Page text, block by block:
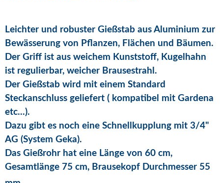
Leichter und robuster Gießstab aus Aluminium zur
Bewässerung von Pflanzen, Flächen und Bäumen.
Der Griff ist aus weichem Kunststoff, Kugelhahn
ist regulierbar, weicher Brausestrahl.
Der Gießstab wird mit einem Standard
Steckanschluss geliefert ( kompatibel mit Gardena
etc...).
Dazu gibt es noch eine Schnellkupplung mit 3/4"
AG (System Geka).
Das Gießrohr hat eine Länge von 60 cm,
Gesamtlänge 75 cm, Brausekopf Durchmesser 55